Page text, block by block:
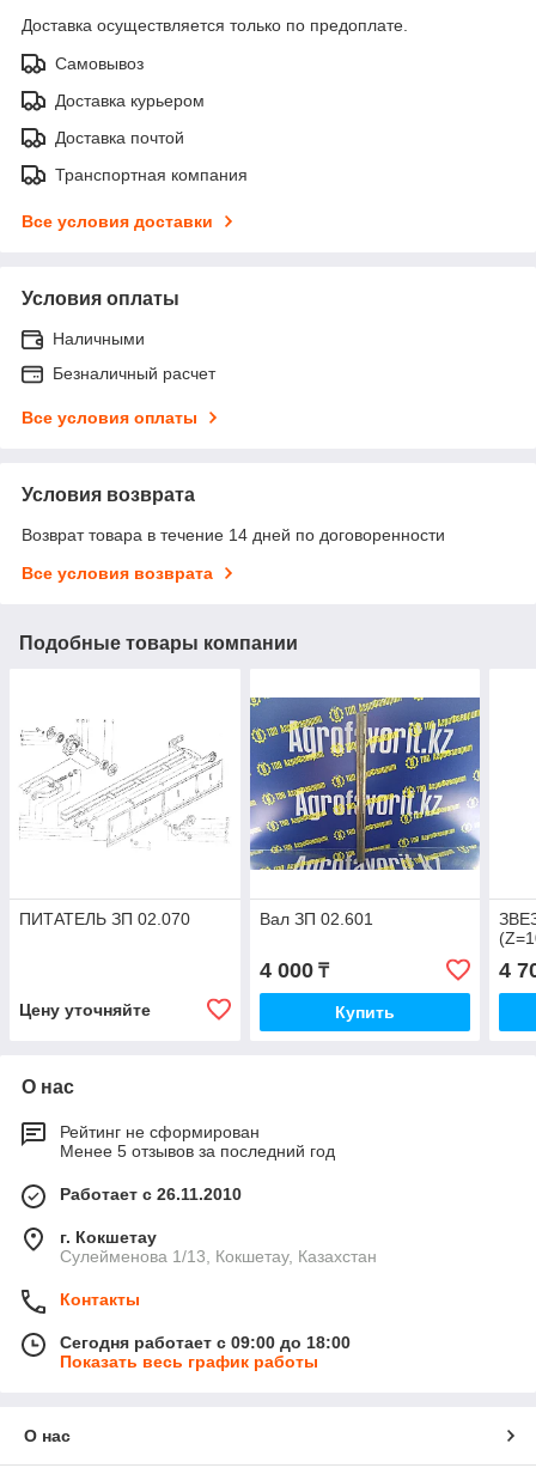
Доставка осуществляется только по предоплате.
Самовывоз
Доставка курьером
Доставка почтой
Транспортная компания
Все условия доставки
Условия оплаты
Наличными
Безналичный расчет
Все условия оплаты
Условия возврата
Возврат товара в течение 14 дней по договоренности
Все условия возврата
Подобные товары компании
ПИТАТЕЛЬ ЗП 02.070
Цену уточняйте
Вал ЗП 02.601
4 000₸
Купить
4
О нас
Рейтинг не сформирован
Менее 5 отзывов за последний год
Работает с 26.11.2010
г. Кокшетау
Сулейменова 1/13, Кокшетау, Казахстан
Контакты
Сегодня работает с 09:00 до 18:00
Показать весь график работы
О нас